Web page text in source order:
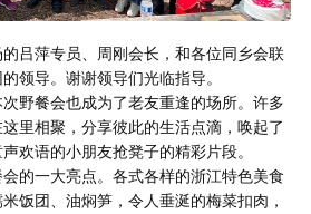
吕萍专员、周刚会长，和各位同乡会联
领导。谢谢领导们光临指导。
野餐会也成为了老友重逢的场所。许多
里相聚，分享彼此的生活点滴，唤起了
欢语的小朋友抢凳子的精彩片段。
的一大亮点。各式各样的浙江特色美食
饭团、油焖笋，令人垂涎的梅菜扣肉，